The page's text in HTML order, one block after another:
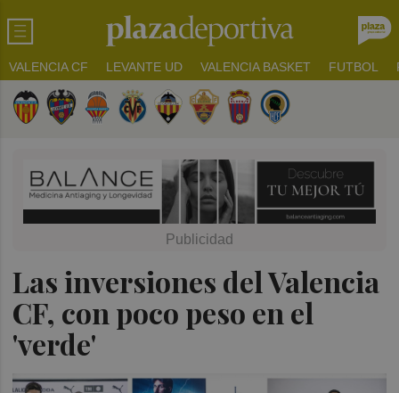
VALENCIA CF LEVANTE UD VALENCIA BASKET FUTBOL
Las inversiones del Valencia
CF, con poco peso en el
'verde'